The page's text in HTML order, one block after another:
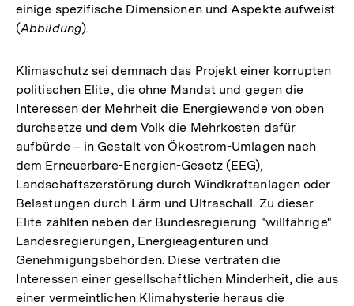
einige spezifische Dimensionen und Aspekte aufweist
(Abbildung).
Klimaschutz sei demnach das Projekt einer korrupten
politischen Elite, die ohne Mandat und gegen die
Interessen der Mehrheit die Energiewende von oben
durchsetze und dem Volk die Mehrkosten dafür
aufbürde – in Gestalt von Ökostrom-Umlagen nach
dem Erneuerbare-Energien-Gesetz (EEG),
Landschaftszerstörung durch Windkraftanlagen oder
Belastungen durch Lärm und Ultraschall. Zu dieser
Elite zählten neben der Bundesregierung "willfährige"
Landesregierungen, Energieagenturen und
Genehmigungsbehörden. Diese verträten die
Interessen einer gesellschaftlichen Minderheit, die aus
einer vermeintlichen Klimahysterie heraus die